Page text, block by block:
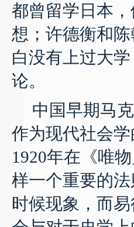
都曾留学日本
想；许德衡和
白没有上过大
论。
中国早期马
作为现代社会
1920年在《唯
样一个重要的
时候现象，而